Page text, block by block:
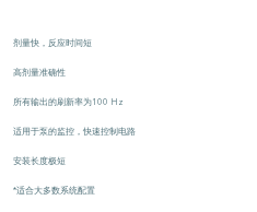
剂量快，反应时间短
高剂量准确性
所有输出的刷新率为100 Hz
适用于泵的监控，快速控制电路
安装长度极短
*适合大多数系统配置